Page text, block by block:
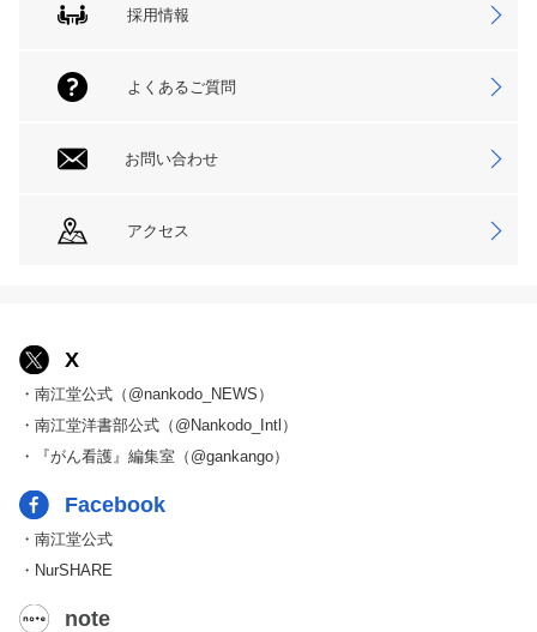
採用情報
よくあるご質問
お問い合わせ
アクセス
X
・南江堂公式（@nankodo_NEWS）
・南江堂洋書部公式（@Nankodo_Intl）
・『がん看護』編集室（@gankango）
Facebook
・南江堂公式
・NurSHARE
note